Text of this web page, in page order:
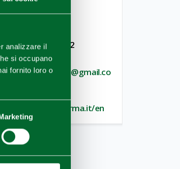
analizzare il
si occupano
fornito loro o
+ 39 328 5718262
E-MAIL
parmatourguide@gmail.co
WEBSITE
www.conosciparma.it/en